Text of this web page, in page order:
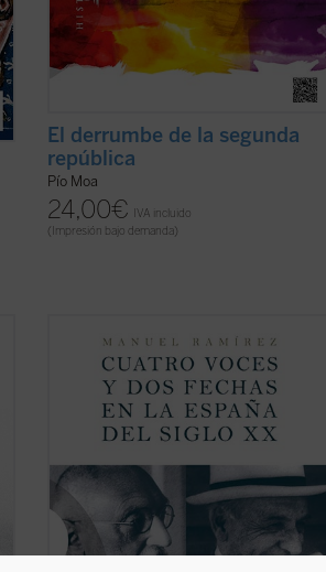
El derrumbe de la segunda
república
Pío Moa
24,00€
IVA incluido
(Impresión bajo demanda)
La Segunda República constituye el
régimen político más analizado de
nuestra historia, entre otras razones por
su trágico final en una guerra civil. Suele
ser habitual la afirmación de una
República viviendo con dos frentes de
enemigos: los ...
(ver ficha)